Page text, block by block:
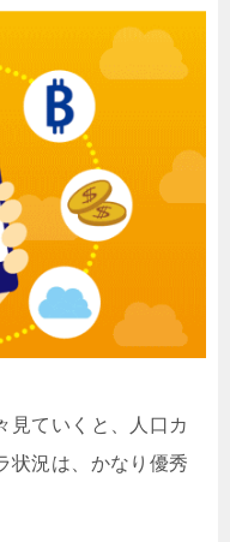
見ていくと、人口カ
状況は、かなり優秀